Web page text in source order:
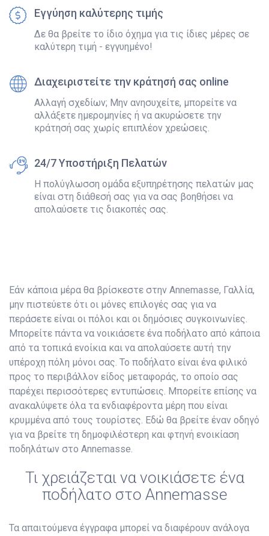
Εγγύηση καλύτερης τιμής
Δε θα βρείτε το ίδιο όχημα για τις ίδιες μέρες σε
καλύτερη τιμή - εγγυημένο!
Διαχειριστείτε την κράτησή σας online
Αλλαγή σχεδίων; Μην ανησυχείτε, μπορείτε να
αλλάξετε ημερομηνίες ή να ακυρώσετε την
κράτησή σας χωρίς επιπλέον χρεώσεις.
24/7 Υποστήριξη Πελατών
Η πολύγλωσση ομάδα εξυπηρέτησης πελατών μας
είναι στη διάθεσή σας για να σας βοηθήσει να
απολαύσετε τις διακοπές σας.
Εάν κάποια μέρα θα βρίσκεστε στην Annemasse, Γαλλία,
μην πιστεύετε ότι οι μόνες επιλογές σας για να
περάσετε είναι οι πόλοι και οι δημόσιες συγκοινωνίες.
Μπορείτε πάντα να νοικιάσετε ένα ποδήλατο από κάποια
από τα τοπικά ενοίκια και να απολαύσετε αυτή την
υπέροχη πόλη μόνοι σας. Το ποδήλατο είναι ένα φιλικό
προς το περιβάλλον είδος μεταφοράς, το οποίο σας
παρέχει περισσότερες εντυπώσεις. Μπορείτε επίσης να
ανακαλύψετε όλα τα ενδιαφέροντα μέρη που είναι
κρυμμένα από τους τουρίστες. Εδώ θα βρείτε έναν οδηγό
για να βρείτε τη δημοφιλέστερη και φτηνή ενοικίαση
ποδηλάτων στο Annemasse.
Τι χρειάζεται να νοικιάσετε ένα
ποδήλατο στο Annemasse
Τα απαιτούμενα έγγραφα μπορεί να διαφέρουν ανάλογα